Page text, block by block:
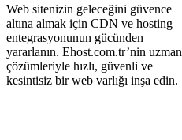
Web sitenizin geleceğini güvence
altına almak için CDN ve hosting
entegrasyonunun gücünden
yararlanın. Ehost.com.tr’nin uzman
çözümleriyle hızlı, güvenli ve
kesintisiz bir web varlığı inşa edin.